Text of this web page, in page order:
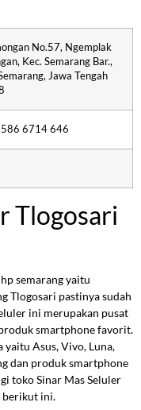
No.57, Ngemplak
Kec. Semarang Bar.,
Jawa Tengah
6714 646
Tlogosari
semarang yaitu
Tlogosari pastinya sudah
ini merupakan pusat
smartphone favorit.
Asus, Vivo, Luna,
dan produk smartphone
toko Sinar Mas Seluler
berikut ini.